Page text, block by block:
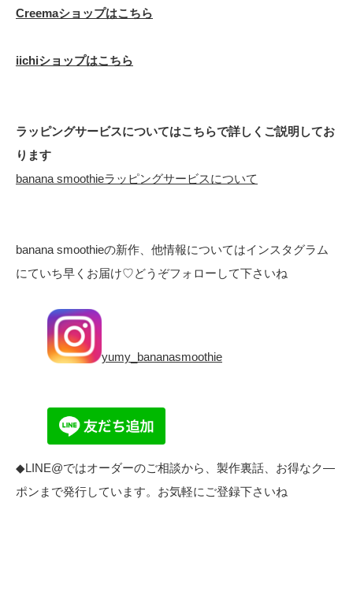
Creemaショップはこちら
iichiショップはこちら
ラッピングサービスについてはこちらで詳しくご説明してお
ります
banana smoothieラッピングサービスについて
banana smoothieの新作、他情報についてはインスタグラム
にていち早くお届け♡どうぞフォローして下さいね
yumy_bananasmoothie
◆LINE@ではオーダーのご相談から、製作裏話、お得なク―
ポンまで発行しています。お気軽にご登録下さいね